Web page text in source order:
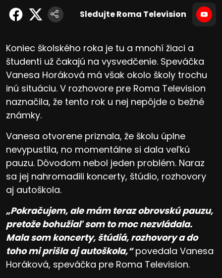
Sledujte Roma Television
Koniec školského roka je tu a mnohí žiaci a
študenti už čakajú na vysvedčenie. Speváčka
Vanesa Horáková má však okolo školy trochu
inú situáciu. V rozhovore pre Roma Television
naznačila, že tento rok u nej nepôjde o bežné
známky.
Vanesa otvorene priznala, že školu úplne
nevypustila, no momentálne si dala veľkú
pauzu. Dôvodom nebol jeden problém. Naraz
sa jej nahromadili koncerty, štúdio, rozhovory
aj autoškola.
„Pokračujem, ale mám teraz obrovskú pauzu,
pretože bohužiaľ som to moc nezvládala.
Mala som koncerty, štúdiá, rozhovory a do
toho mi prišla aj autoškola,“povedala Vanesa
Horáková, speváčka pre Roma Television.